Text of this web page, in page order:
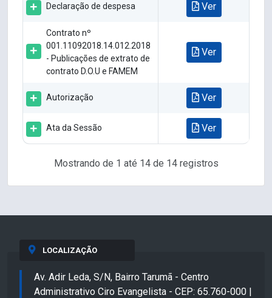
Declaração de despesa Ver
Contrato nº
001.11092018.14.012.2018
- Publicações de extrato de
contrato D.O.U e FAMEM
Ver
Autorização Ver
Ata da Sessão Ver
Mostrando de 1 até 14 de 14 registros
LOCALIZAÇÃO
Av. Adir Leda, S/N, Bairro Tarumã - Centro
Administrativo Ciro Evangelista - CEP: 65.760-000 |